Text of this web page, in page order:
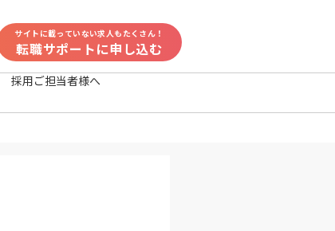
サイトに載っていない求人もたくさん！
転職サポートに申し込む
採用ご担当者様へ